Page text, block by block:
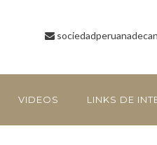
VIDEOS LINKS DE